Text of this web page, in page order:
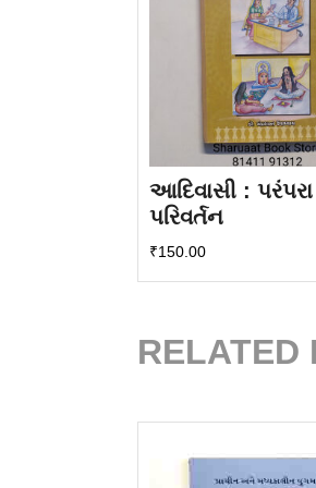
આદિવાસી :
પરિવર્તન
₹150.00
RELATED